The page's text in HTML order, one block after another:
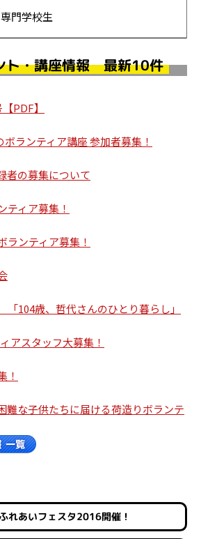
門学校生
ト・講座情報 最新10件
PDF】
ランティア講座 参加者募集！
者の募集について
ティア募集！
ランティア募集！
104歳、哲代さんのひとり暮らし」
アスタッフ大募集！
！
難な子供たちに届ける荷造りボランテ
れあいフェスタ2016開催！